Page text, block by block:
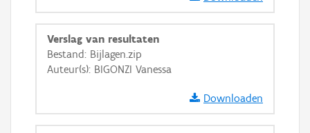
Verslag van resultaten
Bestand: Bijlagen.zip
Auteur(s): BIGONZI Vanessa
Downloaden